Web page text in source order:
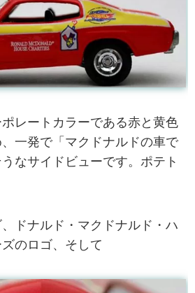
レートカラーである赤と黄色
一発で「マクドナルドの車で
なサイドビューです。ポテト
ドナルド・マクドナルド・ハ
のロゴ、そして